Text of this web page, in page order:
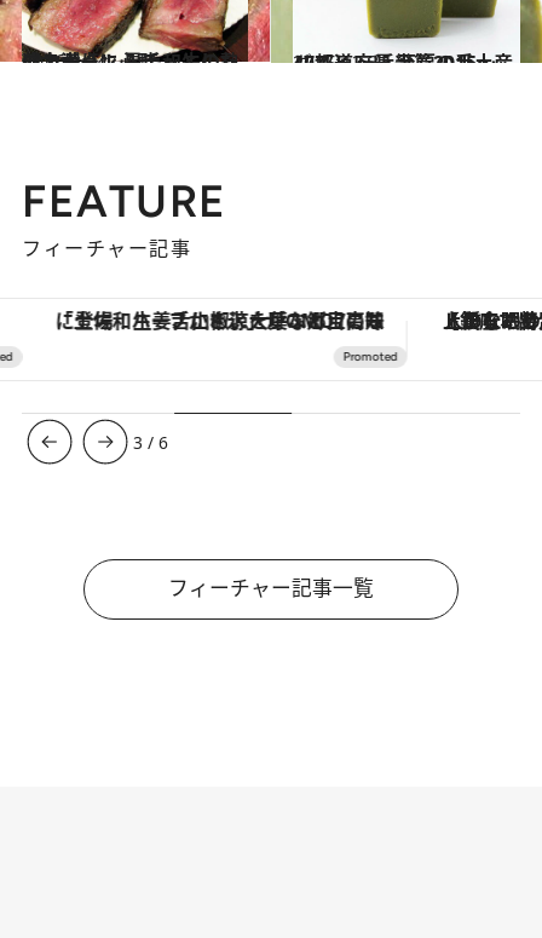
2016.3.24
迫力満点！ 黒毛和牛の熟成Ｔボーン ムチッとした仕上がりに心酔
グルメ 2015.12.3
47都道府県 至福の手土産リスト ～近畿篇2015～
グルメ
FEATURE
フィーチャー記事
「土佐和ハーブかき氷」がOMO7高知に登場！生姜、山椒、大葉など目にも舌にも涼を呼ぶ郷土の味 【銀座で出合う最旬美容】美髪ケアや上質
3 /6
フィーチャー記事一覧